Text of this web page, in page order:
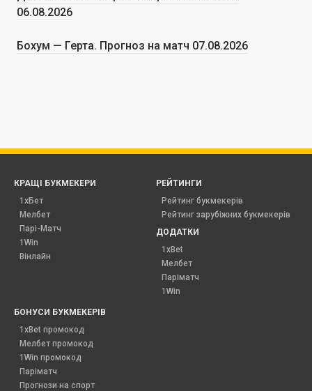
06.08.2026
Бохум — Герта. Прогноз на матч 07.08.2026
КРАЩІ БУКМЕКЕРИ
1хБет
Мелбет
Парі-Матч
1Win
Вінлайн
РЕЙТИНГИ
Рейтинг букмекерів
Рейтинг зарубіжних букмекерів
ДОДАТКИ
1xBet
Мелбет
Паріматч
1Win
БОНУСИ БУКМЕКЕРІВ
1xBet промокод
Мелбет промокод
1Win промокод
Паріматч
Прогнози на спорт